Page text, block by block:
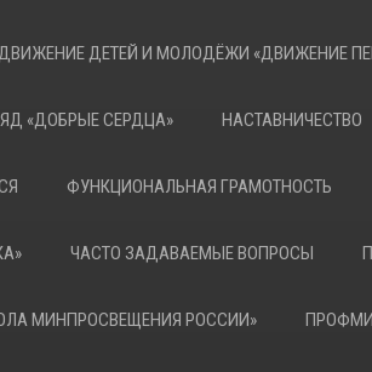
ДЕТЕЙ И МОЛОДЁЖИ «ДВИЖЕНИЕ
«ДОБРЫЕ СЕРДЦА» НАСТАВНИЧЕСТВО
ФУНКЦИОНАЛЬНАЯ ГРАМОТНОСТЬ
ЧАСТО ЗАДАВАЕМЫЕ ВОПРОСЫ
МИНПРОСВЕЩЕНИЯ РОССИИ»